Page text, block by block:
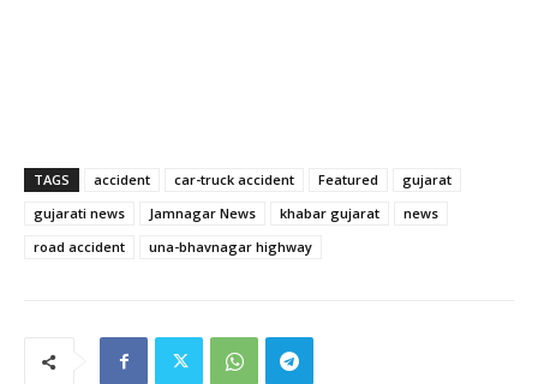
TAGS accident car-truck accident Featured
gujarat
gujarati news
Jamnagar News khabar gujarat
news
road accident
una-bhavnagar highway